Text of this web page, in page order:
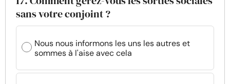
sans votre conjoint ?
Nous nous informons les uns les autres et
sommes à l'aise avec cela